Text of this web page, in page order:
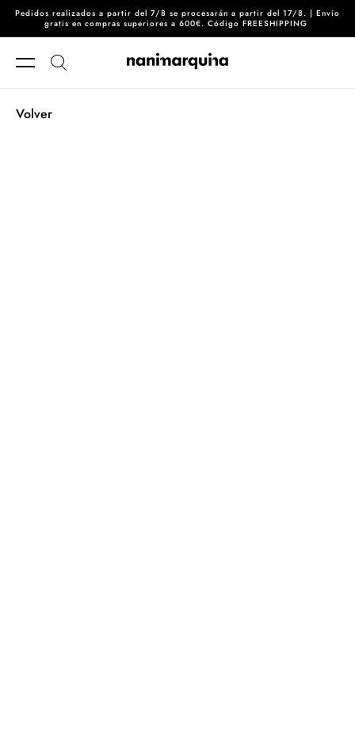
Ir directamente al contenido
Pedidos realizados a partir del 7/8 se procesarán a partir del 17/8. | Envío
gratis en compras superiores a 600€. Código FREESHIPPING
Volver